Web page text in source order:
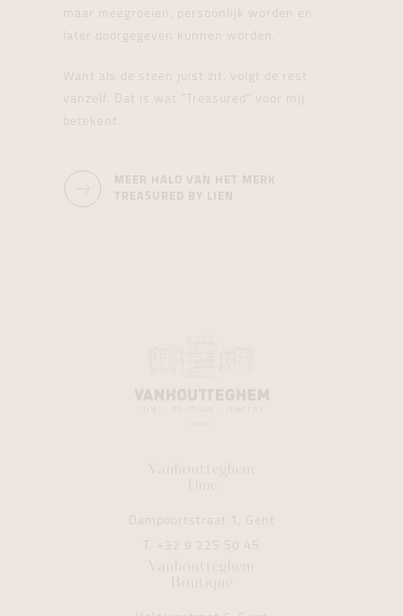
maar meegroeien, persoonlijk worden en
later doorgegeven kunnen worden.
Want als de steen juist zit, volgt de rest
vanzelf. Dat is wat “Treasured” voor mij
betekent.
MEER HALO VAN HET MERK
TREASURED BY LIEN
Vanhoutteghem
Time
Dampoortstraat 1, Gent
T. +32 9 225 50 45
Vanhoutteghem
Boutique